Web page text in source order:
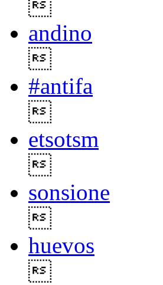
andino
#antifa
etsotsm
sonsione
huevos